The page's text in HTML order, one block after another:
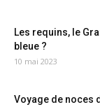
Les requins, le
bleue ?
10 mai 2023
Voyage de noces